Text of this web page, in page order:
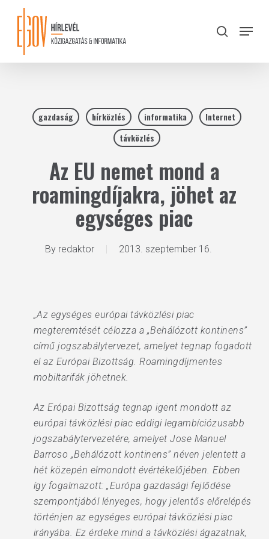
content
search
Menu
gazdaság hírközlés informatika
Internet
távközlés
Az EU nemet mond a
roamingdíjakra, jöhet az
egységes piac
By redaktor 2013. szeptember 16.
„Az egységes európai távközlési piac
megteremtését célozza a „Behálózott kontinens”
című jogszabálytervezet, amelyet tegnap fogadott
el az Európai Bizottság. Roamingdíjmentes
mobiltarifák jöhetnek.
Az Erópai Bizottság tegnap igent mondott az
európai távközlési piac eddigi legambíciózusabb
jogszabálytervezetére, amelyet Jose Manuel
Barroso „Behálózott kontinens” néven jelentett a
hét közepén elmondott évértékelőjében. Ebben
így fogalmazott: „Európa gazdasági fejlődése
szempontjából lényeges, hogy jelentős előrelépés
történjen az egységes európai távközlési piac
irányába. Ez érdeke mind a távközlési ágazatnak,
Close